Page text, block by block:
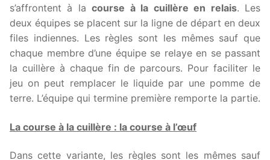
s’affrontent à lacourse à la cuillère en relais. Les
deux équipes se placent sur la ligne de départ en deux
files indiennes. Les règles sont les mêmes sauf que
chaque membre d’une équipe se relaye en se passant
la cuillère à chaque fin de parcours. Pour faciliter le
jeu on peut remplacer le liquide par une pomme de
terre. L’équipe qui termine première remporte la partie.
La course à la cuillère : la course à l’œuf
Dans cette variante, les règles sont les mêmes sauf